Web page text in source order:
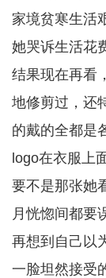
家境贫寒生活
她哭诉生活花
结果现在再看
地修剪过，还
的戴的全都是
logo在衣服上
要不是那张她
月恍惚间都要
再想到自己以
一脸坦然接受